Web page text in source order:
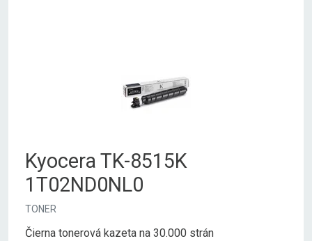
Kyocera TK-8515K
1T02ND0NL0
TONER
Čierna tonerová kazeta na 30.000 strán